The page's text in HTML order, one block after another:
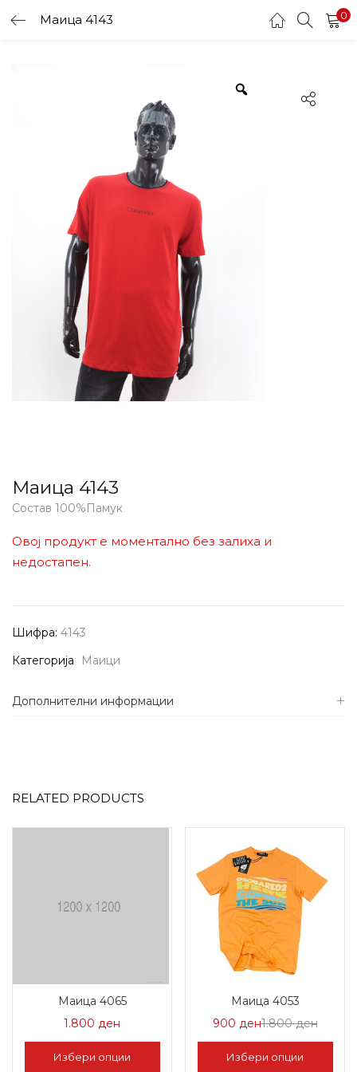
Маица 4143 0
Маица 4143
Состав 100%Памук
Овој продукт е моментално без залиха и
недостапен.
Шифра: 4143
Категорија
Маици
Дополнителни информации
RELATED PRODUCTS
Маица 4065
1.800 ден
Избери опции
Маица 4053
900 денЦена
на
Попуст:
1.800ден
Цена
Избери опции
LOGIN
Enter your username and password to login.
Remember me
Login
Lost password?